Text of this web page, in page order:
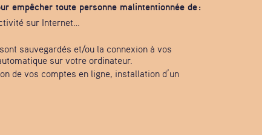
empêcher toute personne malintentionnée de :
sur Internet…
sauvegardés et/ou la connexion à vos
sur votre ordinateur.
de vos comptes en ligne, installation d’un